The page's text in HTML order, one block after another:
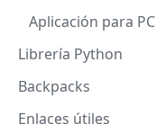
Aplicación para PC
Librería Python
Backpacks
Enlaces útiles